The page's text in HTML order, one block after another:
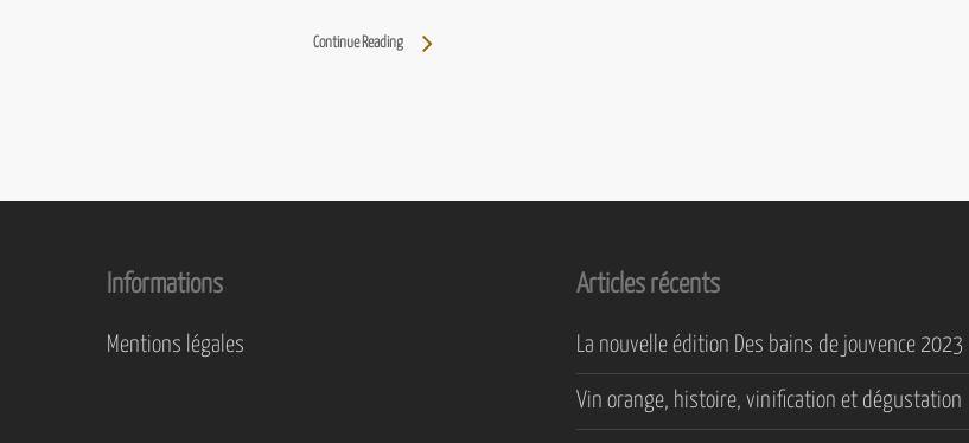
Continue Reading
Informations
Mentions légales
Articles récents
La nouvelle édition Des bains de jouvence 2023
Vin orange, histoire, vinification et dégustation